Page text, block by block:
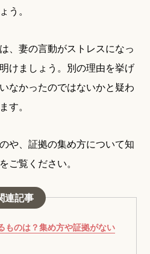
う。
、妻の言動がストレスになっ
けましょう。別の理由を挙げ
なかったのではないかと疑わ
す。
や、証拠の集め方について知
ご覧ください。
連記事
ものは？集め方や証拠がない